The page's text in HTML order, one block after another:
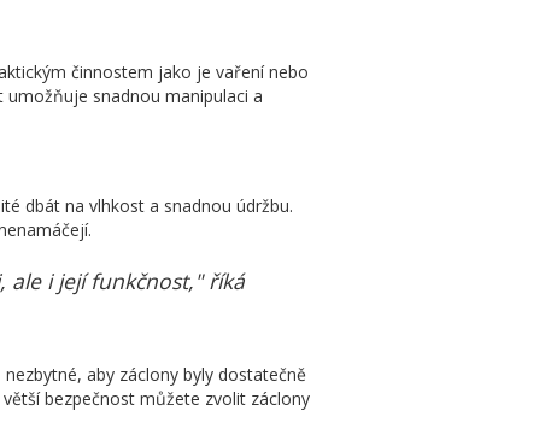
činnostem jako je vaření nebo
snadnou manipulaci a
dbát na vlhkost a snadnou údržbu.
ale i její funkčnost," říká
aby záclony byly dostatečně
bezpečnost můžete zvolit záclony